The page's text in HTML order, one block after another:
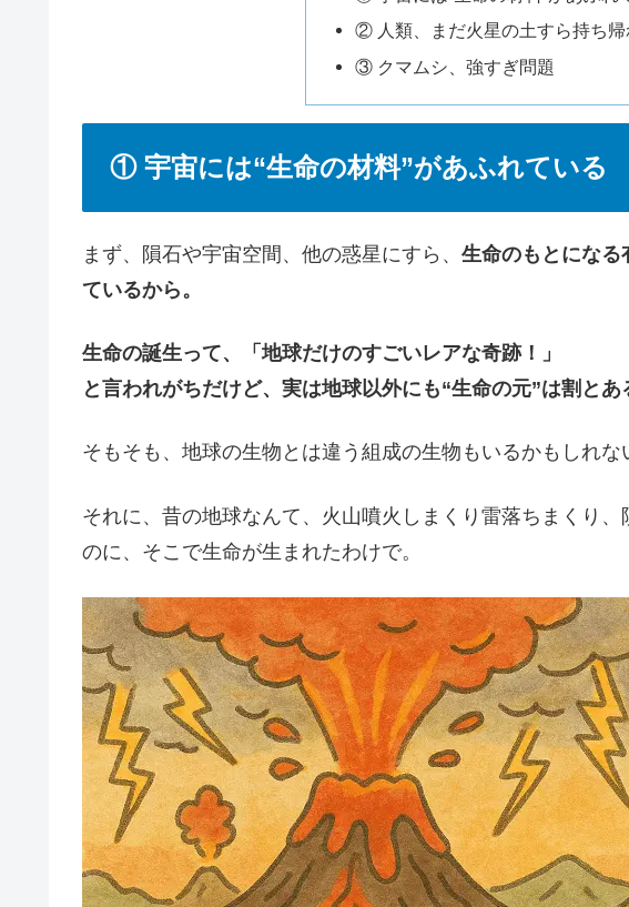
② 人類、まだ火星の土すら持ち帰
③ クマムシ、強すぎ問題
① 宇宙には“生命の材料”があふれている
まず、隕石や宇宙空間、他の惑星にすら、 生命のもとになる
ているから。
生命の誕生って、「地球だけのすごいレアな奇跡！」
と言われがちだけど、実は地球以外にも“生命の元”は割とあ
そもそも、地球の生物とは違う組成の生物もいるかもしれな
それに、昔の地球なんて、火山噴火しまくり雷落ちまくり
のに、そこで生命が生まれたわけで。